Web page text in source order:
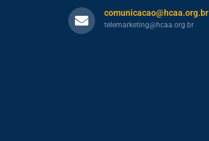
comunicacao@hcaa.org.br
telemarketing@hcaa.org.br